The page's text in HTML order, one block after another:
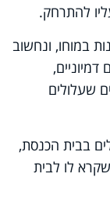
להתרחק.
במוחו, ונחשוב
שעלולים
בבית הכנסת,
לו לבית